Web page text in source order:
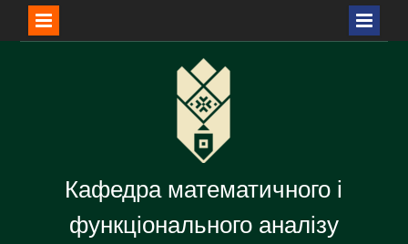
Кафедра математичного і
функціонального аналізу